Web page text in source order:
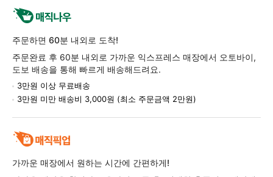
주문하면 60분 내외로 도착!
주문완료 후 60분 내외로 가까운 익스프레스 매장에서 오토바이,
도보 배송을 통해 빠르게 배송해드려요.
3만원 이상 무료배송
3만원 미만 배송비 3,000원 (최소 주문금액 2만원)
가까운 매장에서 원하는 시간에 간편하게!